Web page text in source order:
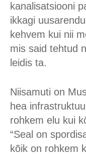
kanalisatsiooni
ikkagi
kehvem kui nii
mis said tehtud
leidis ta.
Niisamuti on
hea
rohkem elu kui
“Seal on
kõik on rohkem